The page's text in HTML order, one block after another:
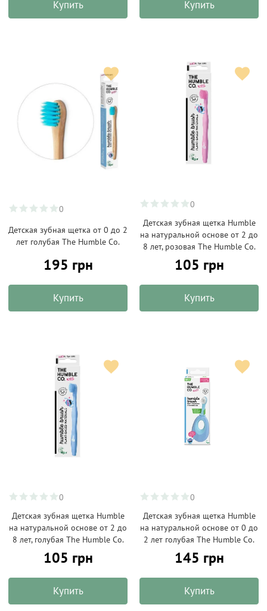
Купить Купить
0
Детская зубная щетка от 0 до 2
лет голубая The Humble Co.
195 грн
Купить
0
Детская зубная щетка Humble
на натуральной основе от 2 до
8 лет, розовая The Humble Co.
105 грн
Купить
0
Детская зубная щетка Humble
на натуральной основе от 2 до
8 лет, голубая The Humble Co.
105 грн
Купить
0
Детская зубная щетка Humble
на натуральной основе от 0 до
2 лет голубая The Humble Co.
145 грн
Купить